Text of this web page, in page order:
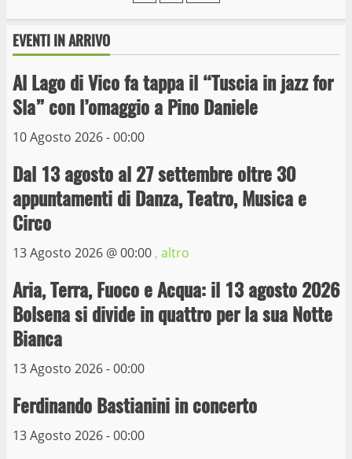
articoli
EVENTI IN ARRIVO
Al Lago di Vico fa tappa il “Tuscia in jazz for
Sla” con l’omaggio a Pino Daniele
10 Agosto 2026 - 00:00
Dal 13 agosto al 27 settembre oltre 30
appuntamenti di Danza, Teatro, Musica e
Circo
13 Agosto 2026 @00:00 , altro
Aria, Terra, Fuoco e Acqua: il 13 agosto 2026
Bolsena si divide in quattro per la sua Notte
Bianca
13 Agosto 2026 - 00:00
Ferdinando Bastianini in concerto
13 Agosto 2026 - 00:00
3
Wiplanet Baseball supera il Napoli
9 Maggio 2023
La Polizia di Stato arresta il ladro seriale
delle auto in sosta a Viterbo
Prorogata la mostra dei bozzetti di
Michelangelo Buonarroti ospitata al
Museo dei Portici
6
capolinea al terminal Riello dal 15 al 17
giugno
15 Giugno 2023